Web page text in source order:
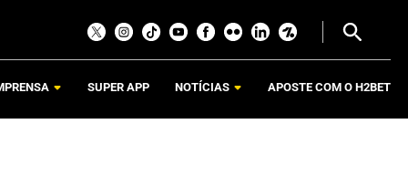
SUPER APP NOTÍCIAS APOSTE COM O H2BET